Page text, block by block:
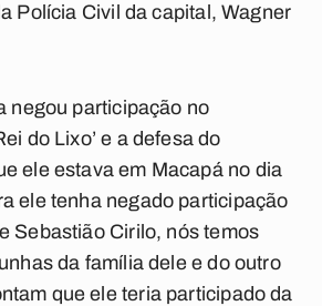
Polícia Civil da capital, Wagner
negou participação no
do Lixo’ e a defesa do
ele estava em Macapá no dia
ele tenha negado participação
Sebastião Cirilo, nós temos
da família dele e do outro
que ele teria participado da